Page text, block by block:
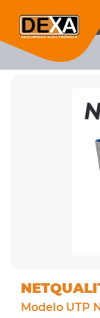
RUBRO 05 CABLES
Modelo UTP